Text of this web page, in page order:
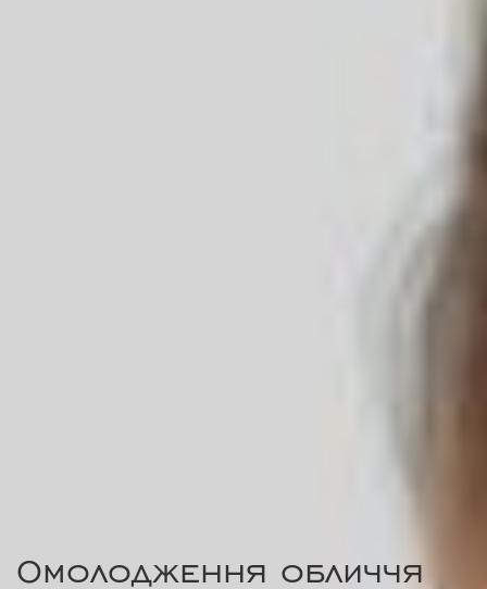
Омолодження обличчя